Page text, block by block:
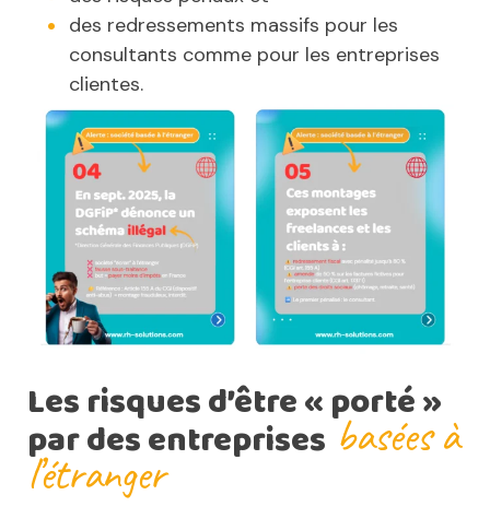
des redressements massifs pour les
consultants comme pour les entreprises
clientes.
Les risques d’être « porté »
par des entreprisesbasées à
l’étranger